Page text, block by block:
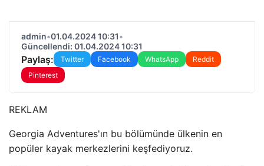
admin•01.04.2024 10:31•
Güncellendi: 01.04.2024 10:31
Paylaş: Twitter Facebook WhatsApp
Reddit
Pinterest
REKLAM
Georgia Adventures'ın bu bölümünde ülkenin en
popüler kayak merkezlerini keşfediyoruz.